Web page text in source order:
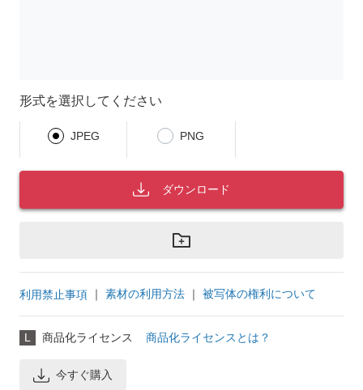
形式を選択してください
JPEG PNG
ダウンロード
利用禁止事項 ｜ 素材の利用方法 ｜ 被写体の権利について
L 商品化ライセンス 商品化ライセンスとは？
今すぐ購入